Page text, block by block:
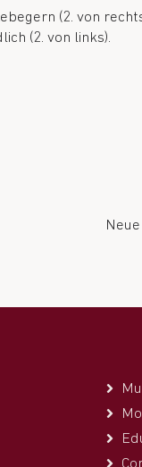
(2. von
(2. von links).